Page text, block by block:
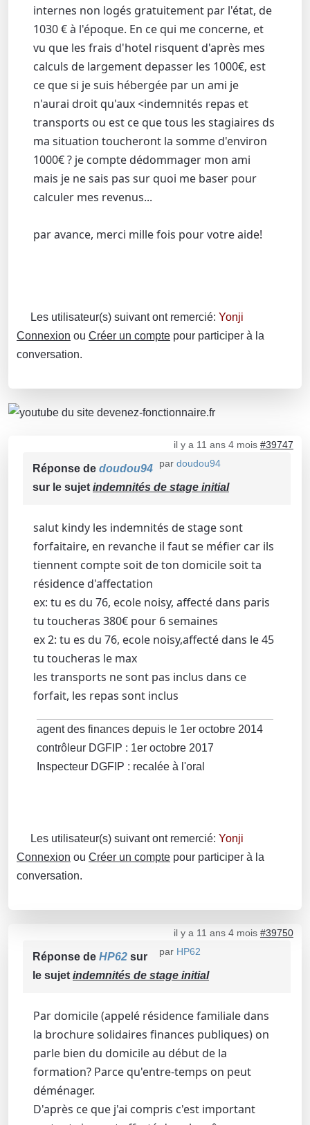
internes non logés gratuitement par l'état, de
1030 € à l'époque. En ce qui me concerne, et
vu que les frais d'hotel risquent d'après mes
calculs de largement depasser les 1000€, est
ce que si je suis hébergée par un ami je
n'aurai droit qu'aux <indemnités repas et
transports ou est ce que tous les stagiaires ds
ma situation toucheront la somme d'environ
1000€ ? je compte dédommager mon ami
mais je ne sais pas sur quoi me baser pour
calculer mes revenus...
par avance, merci mille fois pour votre aide!
Les utilisateur(s) suivant ont remercié: Yonji
Connexion ou Créer un compte pour participer à la
conversation.
il y a 11 ans 4 mois #39747
par doudou94
Réponse de doudou94
sur le sujet indemnités de stage initial
salut kindy les indemnités de stage sont
forfaitaire, en revanche il faut se méfier car ils
tiennent compte soit de ton domicile soit ta
résidence d'affectation
ex: tu es du 76, ecole noisy, affecté dans paris
tu toucheras 380€ pour 6 semaines
ex 2: tu es du 76, ecole noisy,affecté dans le 45
tu toucheras le max
les transports ne sont pas inclus dans ce
forfait, les repas sont inclus
agent des finances depuis le 1er octobre 2014
contrôleur DGFIP : 1er octobre 2017
Inspecteur DGFIP : recalée à l'oral
Les utilisateur(s) suivant ont remercié: Yonji
Connexion ou Créer un compte pour participer à la
conversation.
il y a 11 ans 4 mois #39750
par HP62
Réponse de HP62 sur
le sujet indemnités de stage initial
Par domicile (appelé résidence familiale dans
la brochure solidaires finances publiques) on
parle bien du domicile au début de la
formation? Parce qu'entre-temps on peut
déménager.
D'après ce que j'ai compris c'est important